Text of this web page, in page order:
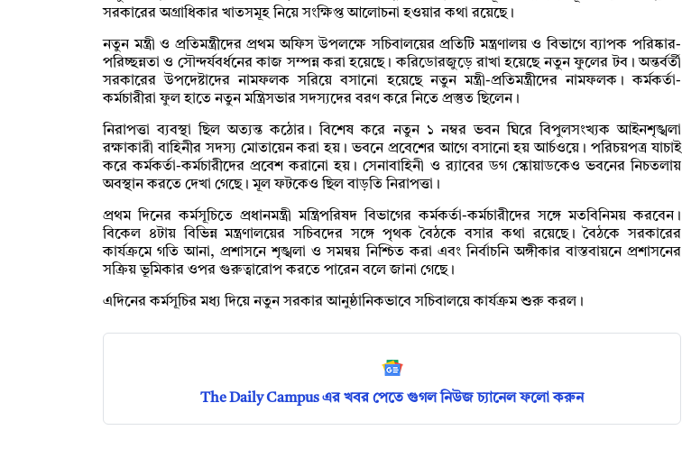
সরকারের অগ্রাধিকার খাতসমূহ নিয়ে সংক্ষিপ্ত আলোচনা হওয়ার কথা রয়েছে।
নতুন মন্ত্রী ও প্রতিমন্ত্রীদের প্রথম অফিস উপলক্ষে সচিবালয়ের প্রতিটি মন্ত্রণালয় ও বিভাগে ব্যাপক পরিষ্কার-
পরিচ্ছন্নতা ও সৌন্দর্যবর্ধনের কাজ সম্পন্ন করা হয়েছে। করিডোরজুড়ে রাখা হয়েছে নতুন ফুলের টব। অন্তর্বর্তী
সরকারের উপদেষ্টাদের নামফলক সরিয়ে বসানো হয়েছে নতুন মন্ত্রী-প্রতিমন্ত্রীদের নামফলক। কর্মকর্তা-
কর্মচারীরা ফুল হাতে নতুন মন্ত্রিসভার সদস্যদের বরণ করে নিতে প্রস্তুত ছিলেন।
নিরাপত্তা ব্যবস্থা ছিল অত্যন্ত কঠোর। বিশেষ করে নতুন ১ নম্বর ভবন ঘিরে বিপুলসংখ্যক আইনশৃঙ্খলা
রক্ষাকারী বাহিনীর সদস্য মোতায়েন করা হয়। ভবনে প্রবেশের আগে বসানো হয় আর্চওয়ে। পরিচয়পত্র যাচাই
করে কর্মকর্তা-কর্মচারীদের প্রবেশ করানো হয়। সেনাবাহিনী ও র‌্যাবের ডগ স্কোয়াডকেও ভবনের নিচতলায়
অবস্থান করতে দেখা গেছে। মূল ফটকেও ছিল বাড়তি নিরাপত্তা।
প্রথম দিনের কর্মসূচিতে প্রধানমন্ত্রী মন্ত্রিপরিষদ বিভাগের কর্মকর্তা-কর্মচারীদের সঙ্গে মতবিনিময় করবেন।
বিকেল ৪টায় বিভিন্ন মন্ত্রণালয়ের সচিবদের সঙ্গে পৃথক বৈঠকে বসার কথা রয়েছে। বৈঠকে সরকারের
কার্যক্রমে গতি আনা, প্রশাসনে শৃঙ্খলা ও সমন্বয় নিশ্চিত করা এবং নির্বাচনি অঙ্গীকার বাস্তবায়নে প্রশাসনের
সক্রিয় ভূমিকার ওপর গুরুত্বারোপ করতে পারেন বলে জানা গেছে।
এদিনের কর্মসূচির মধ্য দিয়ে নতুন সরকার আনুষ্ঠানিকভাবে সচিবালয়ে কার্যক্রম শুরু করল।
The Daily Campus এর খবর পেতে গুগল নিউজ চ্যানেল ফলো করুন